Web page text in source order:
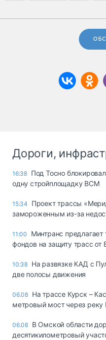
Дороги,
16:38 Под Тосно
одну стройплощадку ВСМ
15:34
Проект трассы
замороженным из-за
11:00
Минтранс
фондов на защиту трасс от
10:38 На развязке КАД с
две полосы движения
06.08 На трассе Курск –
метровый мост через реку
06.08 В Омской области
десятикилометровый